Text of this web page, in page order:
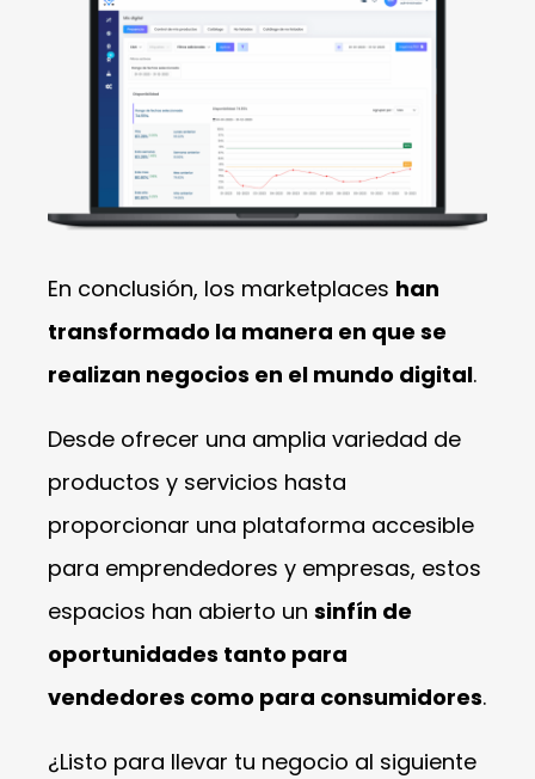
En conclusión, los marketplaces han
transformado la manera en que se
realizan negocios en el mundo digital.
Desde ofrecer una amplia variedad de
productos y servicios hasta
proporcionar una plataforma accesible
para emprendedores y empresas, estos
espacios han abierto un sinfín de
oportunidades tanto para
vendedores como para consumidores.
¿Listo para llevar tu negocio al siguiente